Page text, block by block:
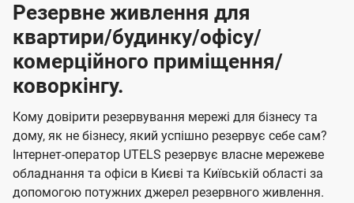
Резервне живлення для
квартири/будинку/офісу/
комерційного приміщення/
коворкінгу.
Кому довірити резервування мережі для бізнесу та
дому, як не бізнесу, який успішно резервує себе сам?
Інтернет-оператор UTELS резервує власне мережеве
обладнання та офіси в Києві та Київській області за
допомогою потужних джерел резервного живлення.